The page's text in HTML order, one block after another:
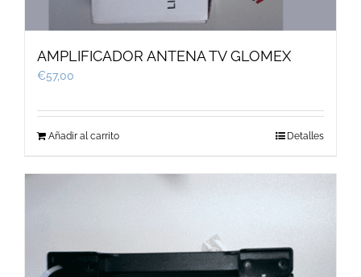
AMPLIFICADOR ANTENA TV GLOMEX
€57,00
Añadir al carrito Detalles